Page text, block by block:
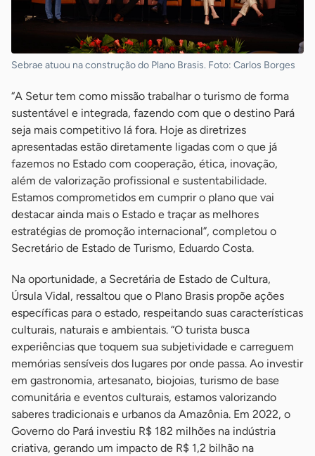
Sebrae atuou na construção do Plano Brasis. Foto: Carlos Borges
“A Setur tem como missão trabalhar o turismo de forma
sustentável e integrada, fazendo com que o destino Pará
seja mais competitivo lá fora. Hoje as diretrizes
apresentadas estão diretamente ligadas com o que já
fazemos no Estado com cooperação, ética, inovação,
além de valorização profissional e sustentabilidade.
Estamos comprometidos em cumprir o plano que vai
destacar ainda mais o Estado e traçar as melhores
estratégias de promoção internacional”, completou o
Secretário de Estado de Turismo, Eduardo Costa.
Na oportunidade, a Secretária de Estado de Cultura,
Úrsula Vidal, ressaltou que o Plano Brasis propõe ações
específicas para o estado, respeitando suas características
culturais, naturais e ambientais. “O turista busca
experiências que toquem sua subjetividade e carreguem
memórias sensíveis dos lugares por onde passa. Ao investir
em gastronomia, artesanato, biojoias, turismo de base
comunitária e eventos culturais, estamos valorizando
saberes tradicionais e urbanos da Amazônia. Em 2022, o
Governo do Pará investiu R$ 182 milhões na indústria
criativa, gerando um impacto de R$ 1,2 bilhão na